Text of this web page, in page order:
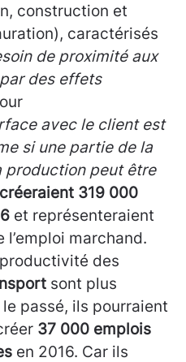
construction et
caractérisés
de proximité aux
des effets
avec le client est
si une partie de la
production peut être
créeraient 319 000
et représenteraient
l’emploi marchand.
des
sont plus
passé, ils pourraient
37 000 emplois
en 2016. Car ils